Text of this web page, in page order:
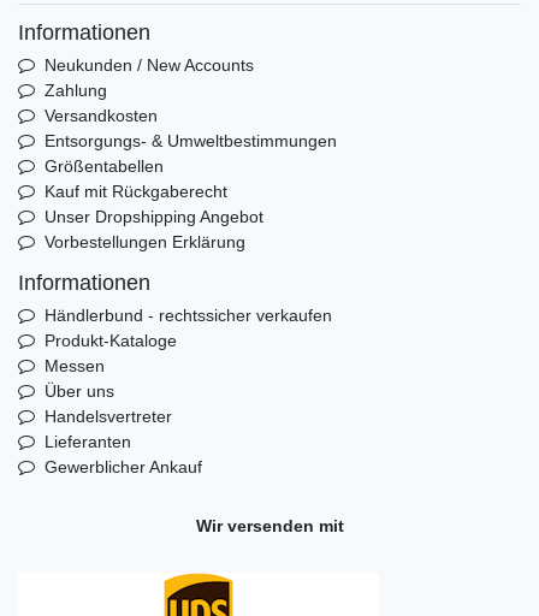
Informationen
Neukunden / New Accounts
Zahlung
Versandkosten
Entsorgungs- & Umweltbestimmungen
Größentabellen
Kauf mit Rückgaberecht
Unser Dropshipping Angebot
Vorbestellungen Erklärung
Informationen
Händlerbund - rechtssicher verkaufen
Produkt-Kataloge
Messen
Über uns
Handelsvertreter
Lieferanten
Gewerblicher Ankauf
Wir versenden mit